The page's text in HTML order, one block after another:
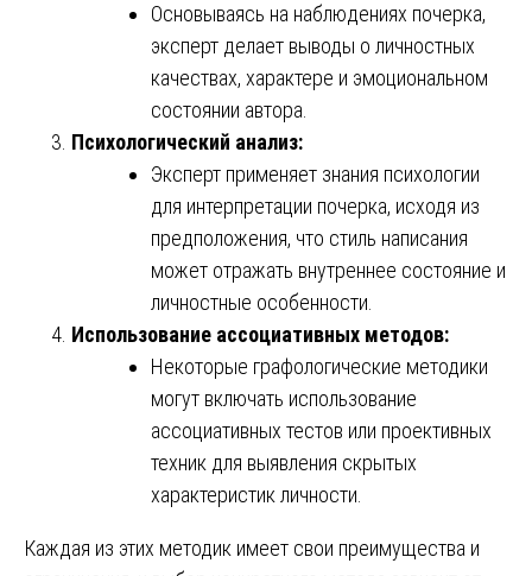
Основываясь на наблюдениях почерка,
эксперт делает выводы о личностных
качествах, характере и эмоциональном
состоянии автора.
Психологический анализ:
Эксперт применяет знания психологии
для интерпретации почерка, исходя из
предположения, что стиль написания
может отражать внутреннее состояние и
личностные особенности.
Использование ассоциативных методов:
Некоторые графологические методики
могут включать использование
ассоциативных тестов или проективных
техник для выявления скрытых
характеристик личности.
Каждая из этих методик имеет свои преимущества и